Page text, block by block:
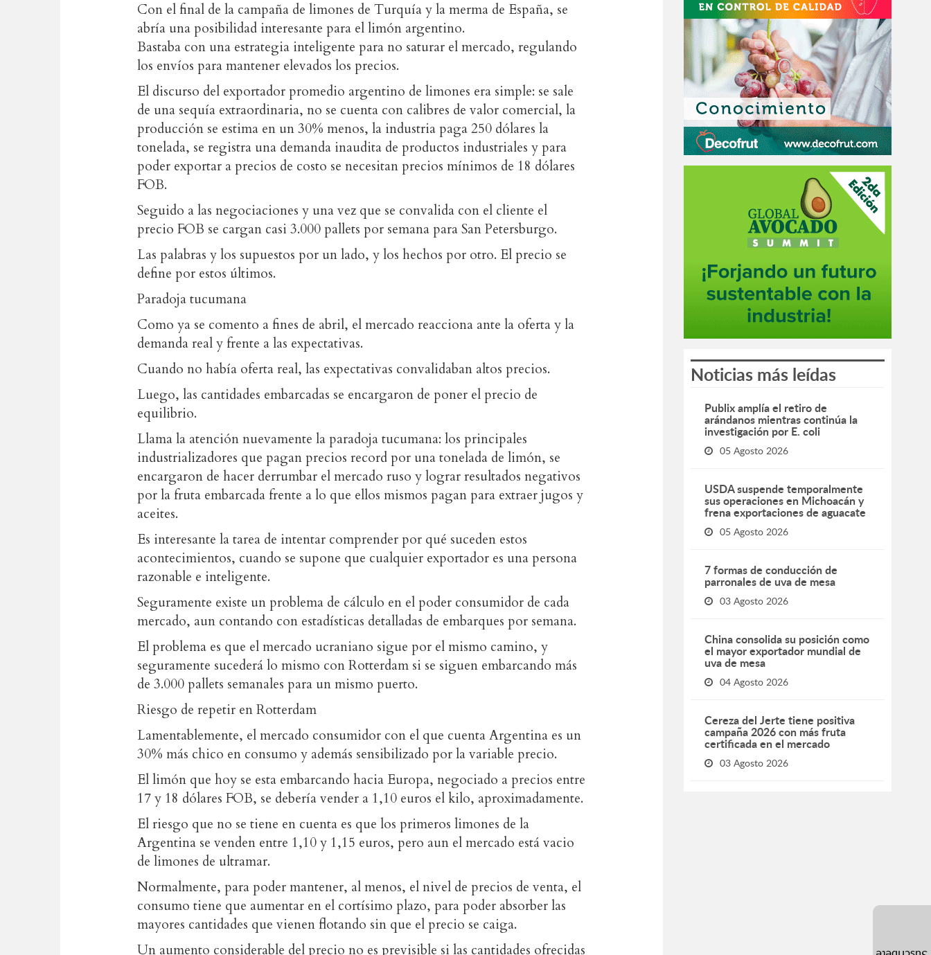
Con el final de la campaña de limones de Turquía y la merma de España, se
abría una posibilidad interesante para el limón argentino.
Bastaba con una estrategia inteligente para no saturar el mercado, regulando
los envíos para mantener elevados los precios.
El discurso del exportador promedio argentino de limones era simple: se sale
de una sequía extraordinaria, no se cuenta con calibres de valor comercial, la
producción se estima en un 30% menos, la industria paga 250 dólares la
tonelada, se registra una demanda inaudita de productos industriales y para
poder exportar a precios de costo se necesitan precios mínimos de 18 dólares
FOB.
Seguido a las negociaciones y una vez que se convalida con el cliente el
precio FOB se cargan casi 3.000 pallets por semana para San Petersburgo.
Las palabras y los supuestos por un lado, y los hechos por otro. El precio se
define por estos últimos.
Paradoja tucumana
Como ya se comento a fines de abril, el mercado reacciona ante la oferta y la
demanda real y frente a las expectativas.
Cuando no había oferta real, las expectativas convalidaban altos precios.
Luego, las cantidades embarcadas se encargaron de poner el precio de
equilibrio.
Llama la atención nuevamente la paradoja tucumana: los principales
industrializadores que pagan precios record por una tonelada de limón, se
encargaron de hacer derrumbar el mercado ruso y lograr resultados negativos
por la fruta embarcada frente a lo que ellos mismos pagan para extraer jugos y
aceites.
Es interesante la tarea de intentar comprender por qué suceden estos
acontecimientos, cuando se supone que cualquier exportador es una persona
razonable e inteligente.
Seguramente existe un problema de cálculo en el poder consumidor de cada
mercado, aun contando con estadísticas detalladas de embarques por semana.
El problema es que el mercado ucraniano sigue por el mismo camino, y
seguramente sucederá lo mismo con Rotterdam si se siguen embarcando más
de 3.000 pallets semanales para un mismo puerto.
Riesgo de repetir en Rotterdam
Lamentablemente, el mercado consumidor con el que cuenta Argentina es un
30% más chico en consumo y además sensibilizado por la variable precio.
El limón que hoy se esta embarcando hacia Europa, negociado a precios entre
17 y 18 dólares FOB, se debería vender a 1,10 euros el kilo, aproximadamente.
El riesgo que no se tiene en cuenta es que los primeros limones de la
Argentina se venden entre 1,10 y 1,15 euros, pero aun el mercado está vacio
de limones de ultramar.
Normalmente, para poder mantener, al menos, el nivel de precios de venta, el
consumo tiene que aumentar en el cortísimo plazo, para poder absorber las
mayores cantidades que vienen flotando sin que el precio se caiga.
Un aumento considerable del precio no es previsible si las cantidades ofrecidas
Noticias más leídas
Publix amplía el retiro de
arándanos mientras continúa la
investigación por E. coli
05 Agosto 2026
USDA suspende temporalmente
sus operaciones en Michoacán y
frena exportaciones de aguacate
05 Agosto 2026
7 formas de conducción de
parronales de uva de mesa
03 Agosto 2026
China consolida su posición como
el mayor exportador mundial de
uva de mesa
04 Agosto 2026
Cereza del Jerte tiene positiva
campaña 2026 con más fruta
certificada en el mercado
03 Agosto 2026